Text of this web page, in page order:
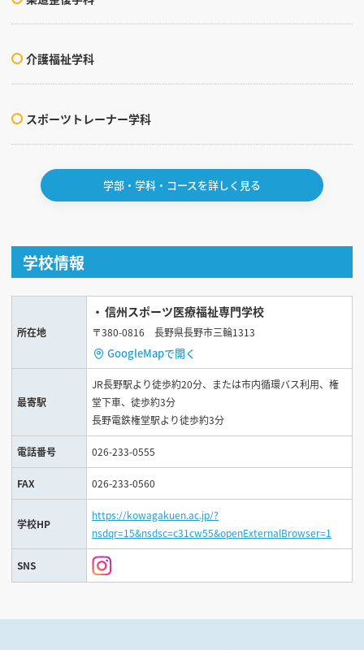
介護福祉学科
スポーツトレーナー学科
学部・学科・コースを詳しく見る
学校情報
所在地
信州スポーツ医療福祉専門学校
〒380-0816 長野県長野市三輪1313
GoogleMapで開く
最寄駅
JR長野駅より徒歩約20分、または市内循環バス利用、権
堂下車、徒歩約3分
長野電鉄権堂駅より徒歩約3分
電話番号 026-233-0555
FAX 026-233-0560
学校HP
https://kowagakuen.ac.jp/?
nsdqr=15&nsdsc=c31cw55&openExternalBrowser=1
SNS